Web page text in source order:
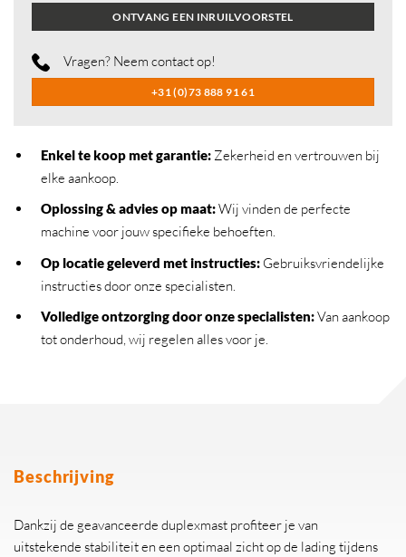
ONTVANG EEN INRUILVOORSTEL
Vragen? Neem contact op!
+31 (0)73 888 91 61
Enkel te koop met garantie:Zekerheid en vertrouwen bij
elke aankoop.
Oplossing & advies op maat:Wij vinden de perfecte
machine voor jouw specifieke behoeften.
Op locatie geleverd met instructies:Gebruiksvriendelijke
instructies door onze specialisten.
Volledige ontzorging door onze specialisten:Van aankoop
tot onderhoud, wij regelen alles voor je.
Beschrijving
Dankzij de geavanceerde duplexmast profiteer je van
uitstekende stabiliteit en een optimaal zicht op de lading tijdens